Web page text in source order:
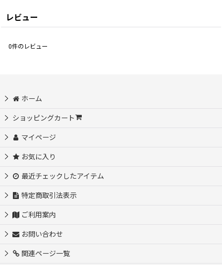
レビュー
0件のレビュー
ホーム
ショッピングカート
マイページ
お気に入り
最近チェックしたアイテム
特定商取引法表示
ご利用案内
お問い合わせ
関連ページ一覧